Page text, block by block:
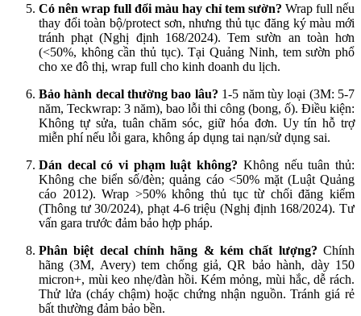
Có nên wrap full đổi màu hay chỉ tem sườn? Wrap full nếu
thay đổi toàn bộ/protect sơn, nhưng thủ tục đăng ký màu mới
tránh phạt (Nghị định 168/2024). Tem sườn an toàn hơn
(<50%, không cần thủ tục). Tại Quảng Ninh, tem sườn phổ
cho xe đô thị, wrap full cho kinh doanh du lịch.
Bảo hành decal thường bao lâu? 1-5 năm tùy loại (3M: 5-7
năm, Teckwrap: 3 năm), bao lỗi thi công (bong, ố). Điều kiện:
Không tự sửa, tuân chăm sóc, giữ hóa đơn. Uy tín hỗ trợ
miễn phí nếu lỗi gara, không áp dụng tai nạn/sử dụng sai.
Dán decal có vi phạm luật không? Không nếu tuân thủ:
Không che biển số/đèn; quảng cáo <50% mặt (Luật Quảng
cáo 2012). Wrap >50% không thủ tục từ chối đăng kiểm
(Thông tư 30/2024), phạt 4-6 triệu (Nghị định 168/2024). Tư
vấn gara trước đảm bảo hợp pháp.
Phân biệt decal chính hãng & kém chất lượng? Chính
hãng (3M, Avery) tem chống giả, QR bảo hành, dày 150
micron+, mùi keo nhẹ/đàn hồi. Kém mỏng, mùi hắc, dễ rách.
Thử lửa (cháy chậm) hoặc chứng nhận nguồn. Tránh giá rẻ
bất thường đảm bảo bền.